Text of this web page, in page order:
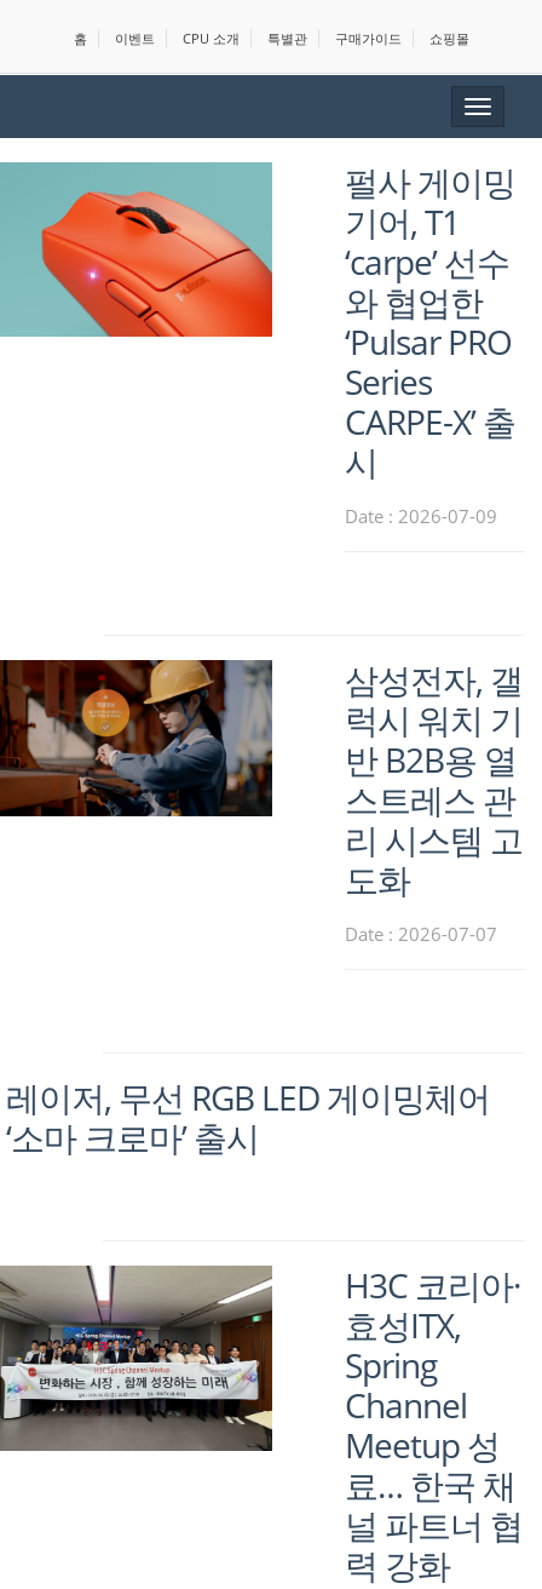
홈 이벤트 CPU 소개 특별관 구매가이드 쇼핑몰
Toggle
펄사 게이밍
기어, T1
‘carpe’ 선수
와 협업한
‘Pulsar PRO
Series
CARPE-X’ 출
시
Date : 2026-07-09
삼성전자, 갤
럭시 워치 기
반 B2B용 열
스트레스 관
리 시스템 고
도화
Date : 2026-07-07
레이저, 무선 RGB LED 게이밍체어
‘소마 크로마’ 출시
H3C 코리아·
효성ITX,
Spring
Channel
Meetup 성
료… 한국 채
널 파트너 협
력 강화